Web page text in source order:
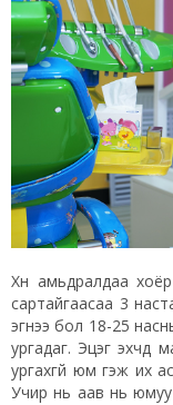
Хүн амьдралдаа
сартайгаасаа 3
эгнээ бол 18-25
ургадаг. Эцэг эхчүүд
ургахгүй юм гэж их
Учир нь аав нь